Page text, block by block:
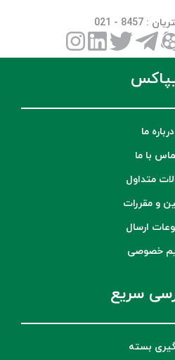
: 8457 - 021
درباره ما
با ما
متداول
و مقررات
ارسال
خصوصی
سریع
بسته